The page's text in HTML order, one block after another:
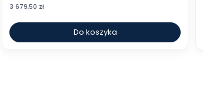
Cena
3 679,50 zł
Do koszyka